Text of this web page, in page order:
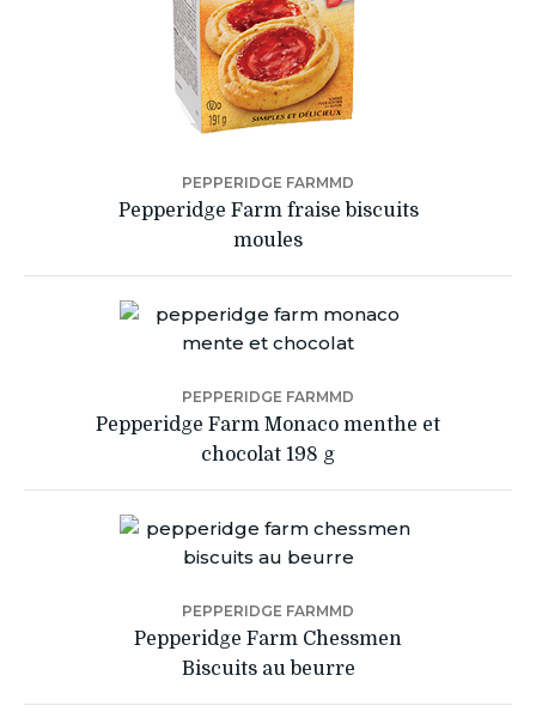
PEPPERIDGE FARMMD
Pepperidge Farm fraise biscuits
moules
PEPPERIDGE FARMMD
Pepperidge Farm Monaco menthe et
chocolat 198 g
PEPPERIDGE FARMMD
Pepperidge Farm Chessmen
Biscuits au beurre